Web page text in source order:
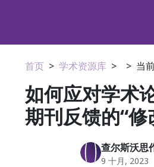
首页 > 学术资源库 > > 当
如何应对学术
期刊反馈的“修
查尔斯沃思
9 十月, 2023